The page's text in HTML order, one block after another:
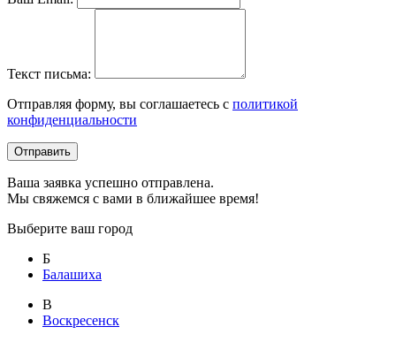
Текст письма:
Отправляя форму, вы соглашаетесь с политикой
конфиденциальности
Отправить
Ваша заявка успешно отправлена.
Мы свяжемся с вами в ближайшее время!
Выберите ваш город
Б
Балашиха
В
Воскресенск